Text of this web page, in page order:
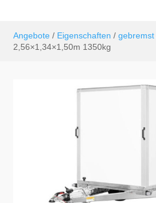
Angebote / Eigenschaften /gebremst
2,56×1,34×1,50m 1350kg